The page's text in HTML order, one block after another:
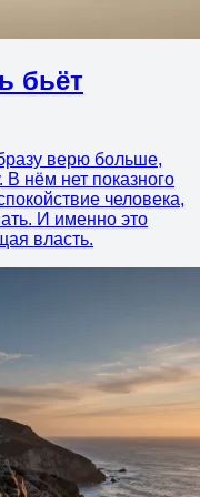
бьёт
верю больше,
нём нет показного
человека,
И именно это
власть.